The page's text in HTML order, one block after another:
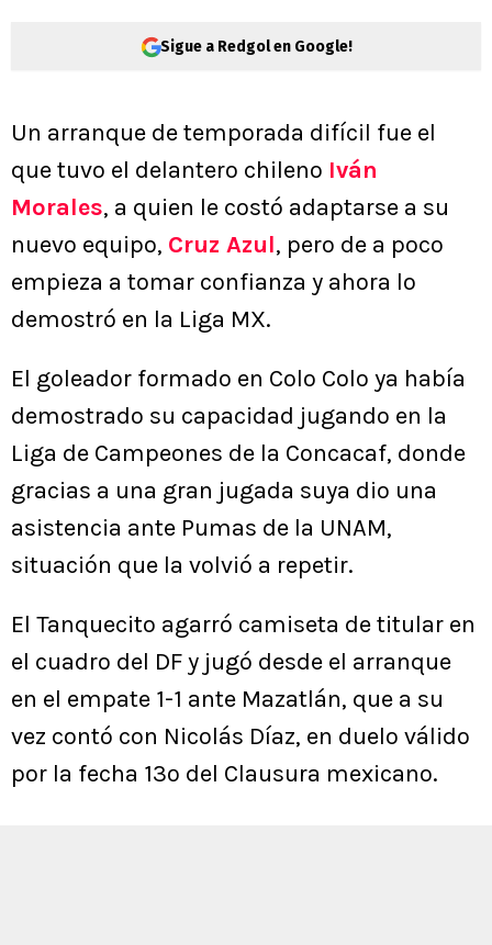
Sigue a Redgol en Google!
Un arranque de temporada difícil fue el
que tuvo el delantero chileno Iván
Morales, a quien le costó adaptarse a su
nuevo equipo, Cruz Azul, pero de a poco
empieza a tomar confianza y ahora lo
demostró en la Liga MX.
El goleador formado en Colo Colo ya había
demostrado su capacidad jugando en la
Liga de Campeones de la Concacaf, donde
gracias a una gran jugada suya dio una
asistencia ante Pumas de la UNAM,
situación que la volvió a repetir.
El Tanquecito agarró camiseta de titular en
el cuadro del DF y jugó desde el arranque
en el empate 1-1 ante Mazatlán, que a su
vez contó con Nicolás Díaz, en duelo válido
por la fecha 13º del Clausura mexicano.